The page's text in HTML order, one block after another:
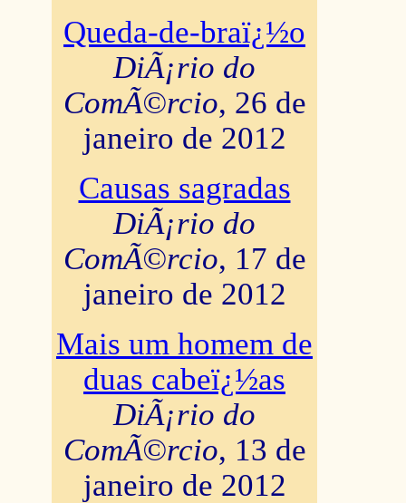
Queda-de-braï¿½o
DiÃ¡rio do
ComÃ©rcio, 26 de
janeiro de 2012
Causas sagradas
DiÃ¡rio do
ComÃ©rcio, 17 de
janeiro de 2012
Mais um homem de
duas cabeï¿½as
DiÃ¡rio do
ComÃ©rcio, 13 de
janeiro de 2012